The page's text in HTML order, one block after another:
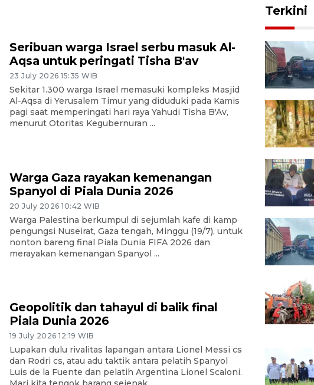
Seribuan warga Israel serbu masuk Al-
Aqsa untuk peringati Tisha B'av
23 July 2026 15:35 WIB
Sekitar 1.300 warga Israel memasuki kompleks Masjid
Al-Aqsa di Yerusalem Timur yang diduduki pada Kamis
pagi saat memperingati hari raya Yahudi Tisha B'Av,
menurut Otoritas Kegubernuran ...
Warga Gaza rayakan kemenangan
Spanyol di Piala Dunia 2026
20 July 2026 10:42 WIB
Warga Palestina berkumpul di sejumlah kafe di kamp
pengungsi Nuseirat, Gaza tengah, Minggu (19/7), untuk
nonton bareng final Piala Dunia FIFA 2026 dan
merayakan kemenangan Spanyol ...
Geopolitik dan tahayul di balik final
Piala Dunia 2026
19 July 2026 12:19 WIB
Lupakan dulu rivalitas lapangan antara Lionel Messi cs
dan Rodri cs, atau adu taktik antara pelatih Spanyol
Luis de la Fuente dan pelatih Argentina Lionel Scaloni.
Terkini